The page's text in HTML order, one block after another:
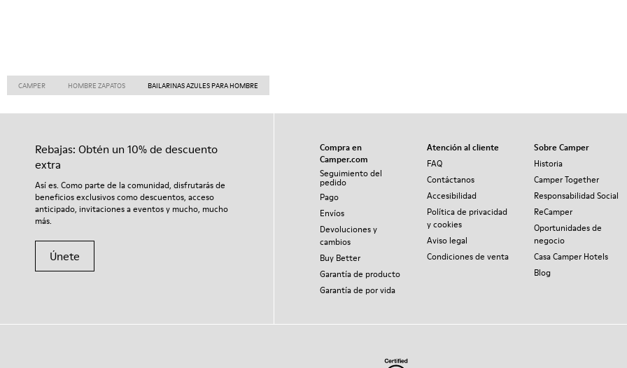
CAMPER HOMBRE ZAPATOS BAILARINAS AZULES PARA HOMBRE
Rebajas: Obtén un 10% de descuento
extra
Así es. Como parte de la comunidad, disfrutarás de
beneficios exclusivos como descuentos, acceso
anticipado, invitaciones a eventos y mucho, mucho
más.
Únete
Compra en
Camper.com
Seguimiento del
pedido
Pago
Envíos
Devoluciones y
cambios
Buy Better
Garantía de producto
Garantía de por vida
Atención al cliente
FAQ
Contáctanos
Accesibilidad
Política de privacidad
y cookies
Aviso legal
Condiciones de venta
Sobre Camper
Historia
Camper Together
Responsabilidad Social
ReCamper
Oportunidades de
negocio
Casa Camper Hotels
Blog